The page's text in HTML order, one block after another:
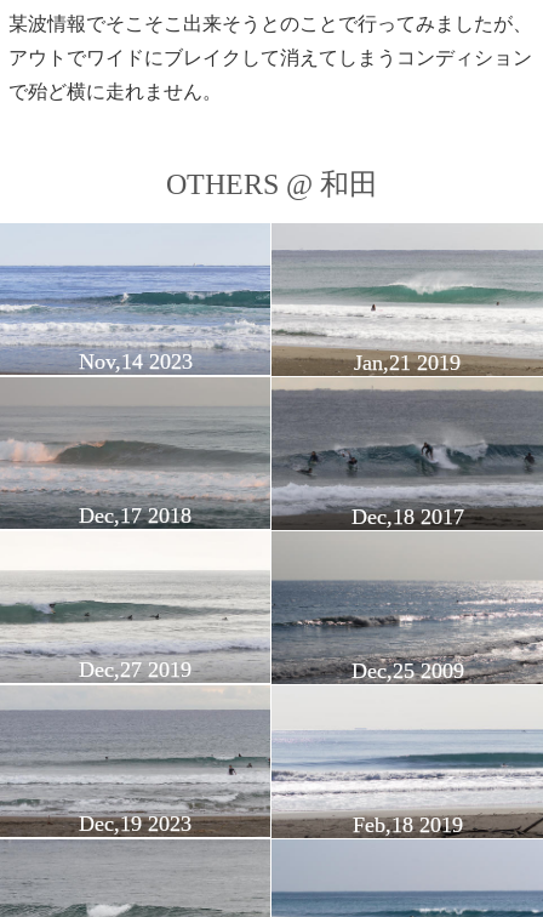
某波情報でそこそこ出来そうとのことで行ってみましたが、
アウトでワイドにブレイクして消えてしまうコンディション
で殆ど横に走れません。
OTHERS @ 和田
Nov,14 2023 Jan,21 2019
Dec,17 2018 Dec,18 2017
Dec,27 2019 Dec,25 2009
Dec,19 2023 Feb,18 2019